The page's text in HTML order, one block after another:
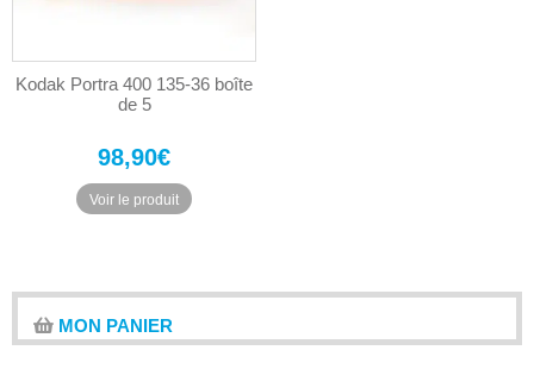
Kodak Portra 400 135-36 boîte
de 5
98,90€
Voir le produit
MON PANIER